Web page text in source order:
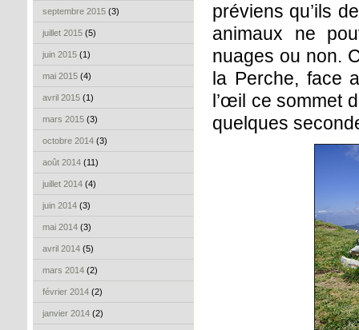
septembre 2015 (3)
juillet 2015 (5)
juin 2015 (1)
mai 2015 (4)
avril 2015 (1)
mars 2015 (3)
octobre 2014 (3)
août 2014 (11)
juillet 2014 (4)
juin 2014 (3)
mai 2014 (3)
avril 2014 (5)
mars 2014 (2)
février 2014 (2)
janvier 2014 (2)
préviens qu’ils
animaux ne
nuages ou non.
la Perche, face
l’œil ce sommet
quelques